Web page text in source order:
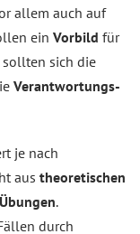
allem auch auf
ein Vorbild für
sollten sich die
Verantwortungs-
je nach
aus theoretischen
.
durch